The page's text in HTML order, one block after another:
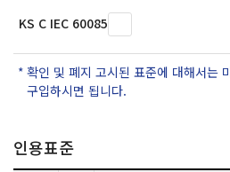
KS C IEC 60085
확인 및 폐지 고시된 표준에 대해서는
구입하시면 됩니다.
인용표준